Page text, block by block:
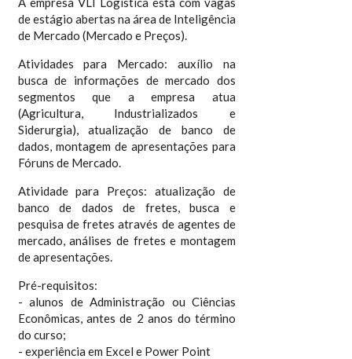
de estágio abertas na área de Inteligência
de Mercado (Mercado e Preços).
Atividades para Mercado: auxílio na
busca de informações de mercado dos
segmentos que a empresa atua
(Agricultura, Industrializados e
Siderurgia), atualização de banco de
dados, montagem de apresentações para
Fóruns de Mercado.
Atividade para Preços: atualização de
banco de dados de fretes, busca e
pesquisa de fretes através de agentes de
mercado, análises de fretes e montagem
de apresentações.
Pré-requisitos:
- alunos de Administração ou Ciências
Econômicas, antes de 2 anos do término
do curso;
- experiência em Excel e Power Point